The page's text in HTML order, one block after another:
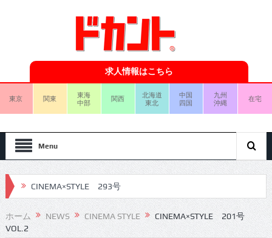
求人情報はこちら
東京 関東
東海
中部
関西
北海道
東北
中国
四国
九州
沖縄
在宅
Menu
CINEMA×STYLE 293号
CINEMA×STYLE 292号
CINEMA×STYLE 291号
ホーム NEWS CINEMA STYLE
CINEMA×STYLE 201号
VOL.2